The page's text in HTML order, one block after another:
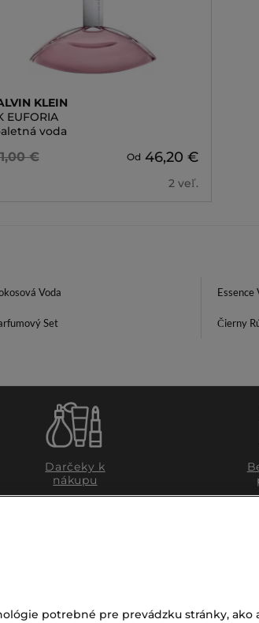
KLEIN
EUFORIA
voda
€ Od 46,20 €
2 veľ.
Voda Essence
Set Čierny
Darčeky k
nákupu
potrebné pre prevádzku stránky, ako